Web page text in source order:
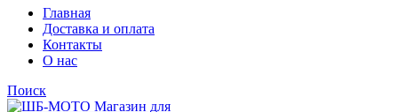
Главная
Доставка и оплата
Контакты
О нас
Поиск